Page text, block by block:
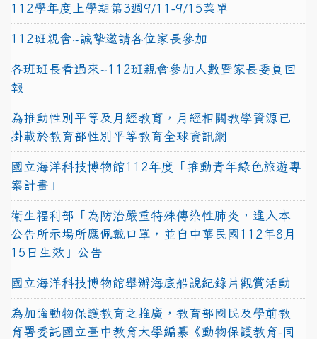
112學年度上學期第3週9/11-9/15菜單
112班親會~誠摯邀請各位家長參加
各班班長看過來~112班親會參加人數暨家長委員回
報
為推動性別平等及月經教育，月經相關教學資源已
掛載於教育部性別平等教育全球資訊網
國立海洋科技博物館112年度「推動青年綠色旅遊專
案計畫」
衛生福利部「為防治嚴重特殊傳染性肺炎，進入本
公告所示場所應佩戴口罩，並自中華民國112年8月
15日生效」公告
國立海洋科技博物館舉辦海底船說紀錄片觀賞活動
為加強動物保護教育之推廣，教育部國民及學前教
育署委託國立臺中教育大學編纂《動物保護教育-同